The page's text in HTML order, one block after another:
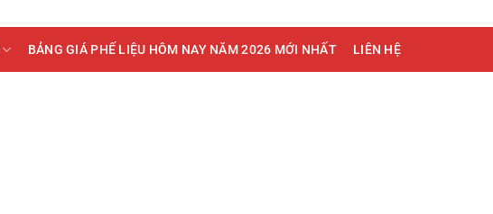
BẢNG GIÁ PHẾ LIỆU HÔM NAY NĂM 2026 MỚI NHẤT LIÊN HỆ